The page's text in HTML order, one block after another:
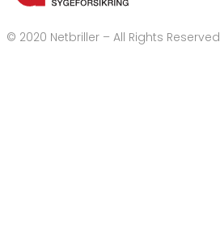
© 2020 Netbriller – All Rights Reserved